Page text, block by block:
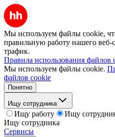
Мы используем файлы cookie,
правильную работу нашего веб-
трафик.
Правила использования файлов
Мы используем файлы cookie.
файлов cookie
Понятно
Ищу сотрудника
Ищу работу
Ищу
Ищу сотрудника
Сервисы